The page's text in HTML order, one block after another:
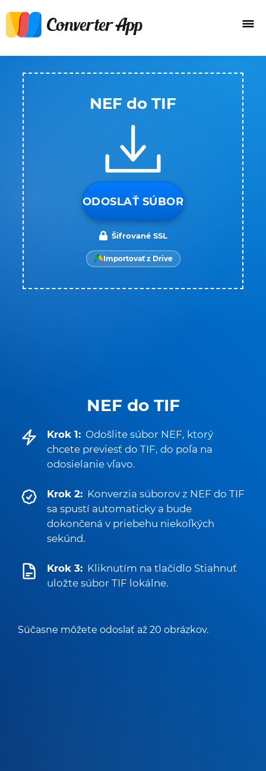
NEF do TIF
Krok 1: Odošlite súbor NEF, ktorý
chcete previesť do TIF, do poľa na
odosielanie vľavo.
Krok 2: Konverzia súborov z NEF do TIF
sa spustí automaticky a bude
dokončená v priebehu niekoľkých
sekúnd.
Krok 3: Kliknutím na tlačidlo Stiahnuť
uložte súbor TIF lokálne.
Súčasne môžete odoslať až 20 obrázkov.
NEF do TIF
ODOSLAŤ SÚBOR
Šifrované SSL
Importovať z Drive